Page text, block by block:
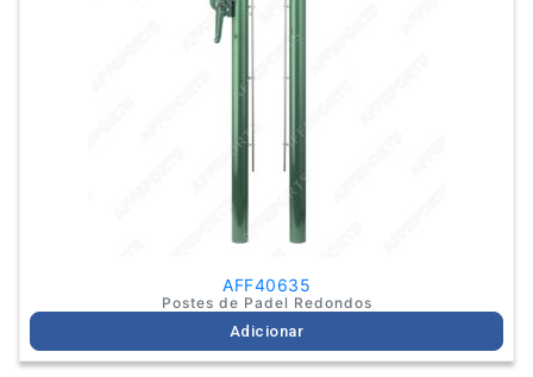
AFF40635
Postes de Padel Redondos
Adicionar